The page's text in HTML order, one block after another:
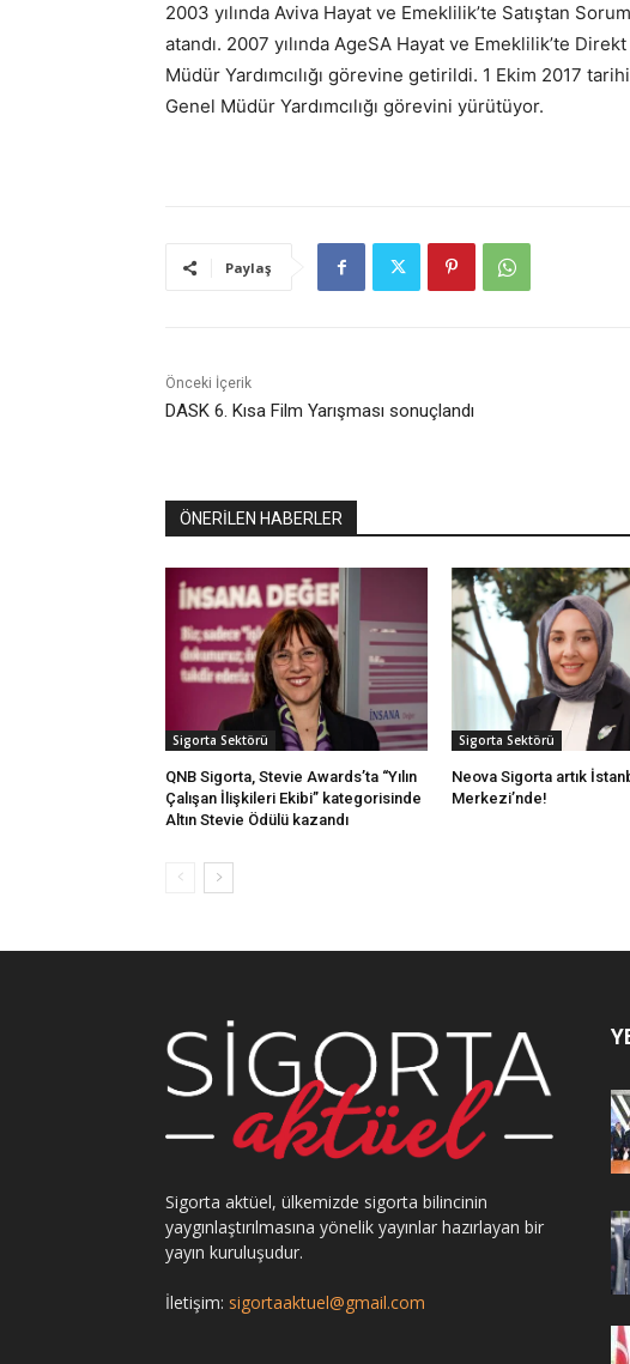
2003 yılında Aviva Hayat ve Emeklilik’te Satıştan
atandı. 2007 yılında AgeSA Hayat ve Emeklilik’te
Müdür Yardımcılığı görevine getirildi. 1 Ekim 2017
Genel Müdür Yardımcılığı görevini yürütüyor.
Paylaş
Önceki İçerik
DASK 6. Kısa Film Yarışması sonuçlandı
ÖNERİLEN HABERLER
Sigorta Sektörü
QNB Sigorta, Stevie Awards’ta “Yılın
Çalışan İlişkileri Ekibi” kategorisinde
Altın Stevie Ödülü kazandı
Sigorta Sektörü
Neova Sigorta artık
Merkezi’nde!
Sigorta aktüel, ülkemizde sigorta bilincinin
yaygınlaştırılmasına yönelik yayınlar hazırlayan bir
yayın kuruluşudur.
İletişim: sigortaaktuel@gmail.com